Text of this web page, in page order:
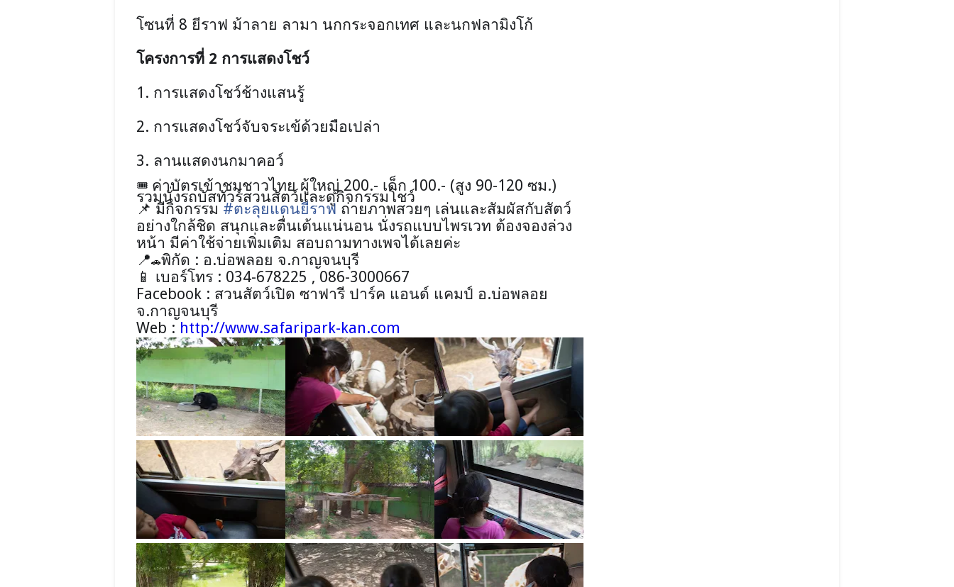
โซนที่ 8 ยีราฟ ม้าลาย ลามา นกกระจอกเทศ และนกฟลามิงโก้
โครงการที่ 2 การแสดงโชว์
1. การแสดงโชว์ช้างแสนรู้
2. การแสดงโชว์จับจระเข้ด้วยมือเปล่า
3. ลานแสดงนกมาคอว์
🎟 ค่าบัตรเข้าชมชาวไทย ผู้ใหญ่ 200.- เด็ก 100.- (สูง 90-120 ซม.)
รวมนั่งรถบัสทัวร์สวนสัตว์และดูกิจกรรมโชว์
📌 มีกิจกรรม #ตะลุยแดนยีราฟ ถ่ายภาพสวยๆ เล่นและสัมผัสกับสัตว์
อย่างใกล้ชิด สนุกและตื่นเต้นแน่นอน นั่งรถแบบไพรเวท ต้องจองล่วง
หน้า มีค่าใช้จ่ายเพิ่มเติม สอบถามทางเพจได้เลยค่ะ
📍🚗พิกัด : อ.บ่อพลอย จ.กาญจนบุรี
📱 เบอร์โทร : 034-678225 , 086-3000667
Facebook : สวนสัตว์เปิด ซาฟารี ปาร์ค แอนด์ แคมป์ อ.บ่อพลอย
จ.กาญจนบุรี
Web : http://www.safaripark-kan.com